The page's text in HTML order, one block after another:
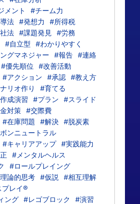
メント
#チーム力
法 #発想力
#所得税
法 #課題発見
#労務
#自立型
#わかりやすく
グマネジャー #報告 #連絡
#優先順位
#改善活動
#アクション #承認 #教え方
リオ作り
#育てる
成演習 #プラン
#スライド
対策 #交際費
#在庫問題 #解決 #脱炭素
ンニュートラル
#キャリアアップ #実践能力
#メンタルヘルス
#ロールプレイング
論的思考 #仮説
#相互理解
プレイ®
ング #レゴブロック
#演習